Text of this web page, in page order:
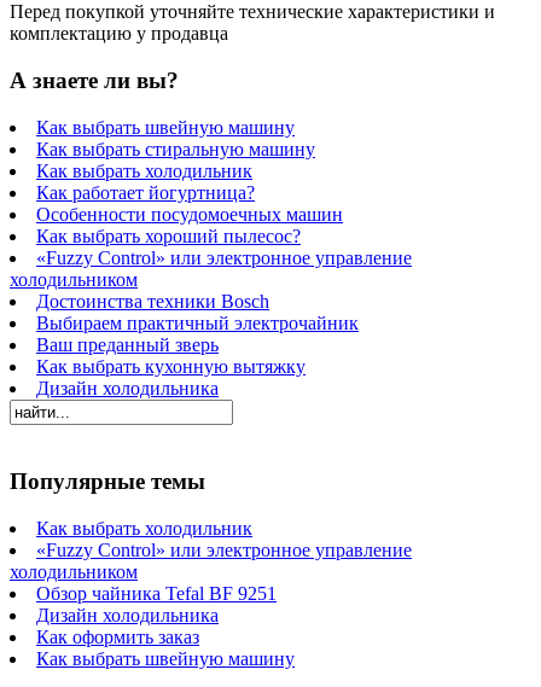
Перед покупкой уточняйте технические характеристики и
комплектацию у продавца
А знаете ли вы?
Как выбрать швейную машину
Как выбрать стиральную машину
Как выбрать холодильник
Как работает йогуртница?
Особенности посудомоечных машин
Как выбрать хороший пылесос?
«Fuzzy Control» или электронное управление
холодильником
Достоинства техники Bosch
Выбираем практичный электрочайник
Ваш преданный зверь
Как выбрать кухонную вытяжку
Дизайн холодильника
Популярные темы
Как выбрать холодильник
«Fuzzy Control» или электронное управление
холодильником
Обзор чайника Tefal BF 9251
Дизайн холодильника
Как оформить заказ
Как выбрать швейную машину